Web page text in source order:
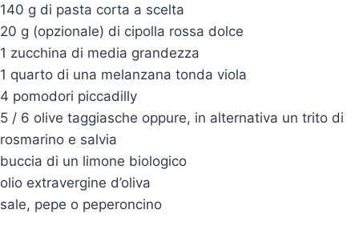
140 g di pasta corta a scelta
20 g (opzionale) di cipolla rossa dolce
1 zucchina di media grandezza
1 quarto di una melanzana tonda viola
4 pomodori piccadilly
5 / 6 olive taggiasche oppure, in alternativa un trito di
rosmarino e salvia
buccia di un limone biologico
olio extravergine d’oliva
sale, pepe o peperoncino